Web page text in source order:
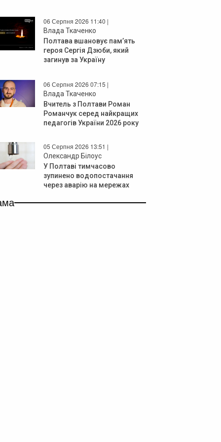
06 Серпня 2026 11:40 |
Влада Ткаченко
Полтава вшановує пам’ять
героя Сергія Дзюби, який
загинув за Україну
06 Серпня 2026 07:15 |
Влада Ткаченко
Вчитель з Полтави Роман
Романчук серед найкращих
педагогів України 2026 року
05 Серпня 2026 13:51 |
Олександр Білоус
У Полтаві тимчасово
зупинено водопостачання
через аварію на мережах